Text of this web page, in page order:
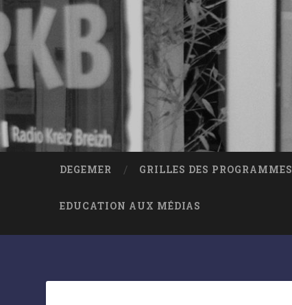
DEGEMER GRILLES DES PROGRAMMES
EDUCATION AUX MÉDIAS